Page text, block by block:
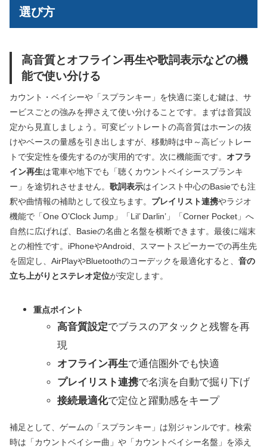
選び方
高音質とオフライン再生や歌詞表示などの機
能で使い分ける
カウント・ベイシーや「スプランキー」を快適に楽しむ鍵は、サ
ービスごとの強みを押さえて使い分けることです。まずは音質設
定から見直しましょう。可変ビットレートの高音質はホーンの抜
けやベースの量感を引き出しますが、移動時は中～高ビットレー
トで安定性を優先するのが実用的です。次に機能面です。 オフラ
イン再生は電車や地下でも「聴くカウントベイシースプランキ
ー」を途切れさせません。 歌詞表示はインスト中心のBasieでも注
釈や曲情報の補助として役立ちます。 プレイリスト連携やラジオ
機能で「One O’Clock Jump」「Lil’ Darlin’」「Corner Pocket」へ
自然に広げれば、Basieの名曲と名盤を横断できます。最後に端末
との相性です。iPhoneやAndroid、スマートスピーカーでの再生先
を固定し、AirPlayやBluetoothのコーデックを最適化すると、 音の
立ち上がりとステレオ定位が安定します。
重点ポイント
高音質設定でブラスのアタックと残響を再
現
オフライン再生で通信圏外でも快適
プレイリスト連携で名演を自動で掘り下げ
接続最適化で定位と躍動感をキープ
補足として、ゲームの「スプランキー」は別ジャンルです。検索
時は「カウントベイシー曲」や「カウントベイシー名盤」を添え